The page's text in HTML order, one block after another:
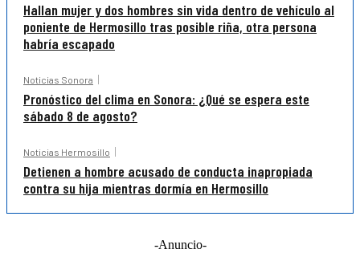
Hallan mujer y dos hombres sin vida dentro de vehículo al
poniente de Hermosillo tras posible riña, otra persona
habría escapado
Noticias Sonora
Pronóstico del clima en Sonora: ¿Qué se espera este
sábado 8 de agosto?
Noticias Hermosillo
Detienen a hombre acusado de conducta inapropiada
contra su hija mientras dormía en Hermosillo
-Anuncio-